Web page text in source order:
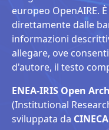
europeo OpenAIRE.
direttamente dalle
informazioni
allegare, ove
d'autore, il testo
ENEA-IRIS Open
(Institutional
sviluppata da